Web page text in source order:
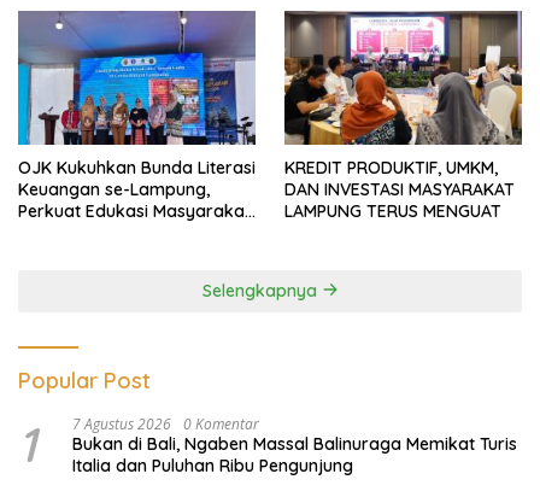
OJK Kukuhkan Bunda Literasi
Keuangan se-Lampung,
Perkuat Edukasi Masyarakat
KREDIT PRODUKTIF, UMKM,
DAN INVESTASI MASYARAKAT
LAMPUNG TERUS MENGUAT
Selengkapnya
Popular Post
1 7 Agustus 2026 0 Komentar
Bukan di Bali, Ngaben Massal Balinuraga Memikat Turis
Italia dan Puluhan Ribu Pengunjung